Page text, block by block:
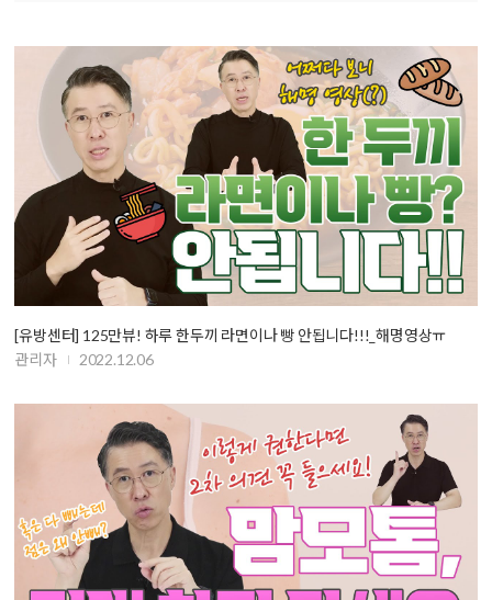
[유방센터] 125만뷰! 하루 한두끼 라면이나 빵 안됩니다!!!_해명영상ㅠ
관리자
2022.12.06